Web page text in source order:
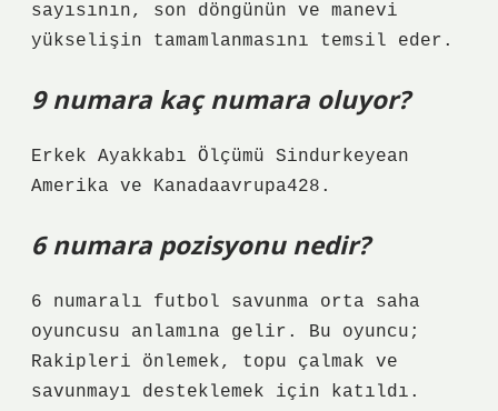
sayısının, son döngünün ve manevi
yükselişin tamamlanmasını temsil eder.
9 numara kaç numara oluyor?
Erkek Ayakkabı Ölçümü Sindurkeyean
Amerika ve Kanadaavrupa428.
6 numara pozisyonu nedir?
6 numaralı futbol savunma orta saha
oyuncusu anlamına gelir. Bu oyuncu;
Rakipleri önlemek, topu çalmak ve
savunmayı desteklemek için katıldı.